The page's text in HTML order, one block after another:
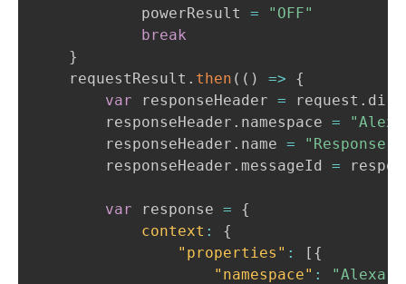
            powerResult
=
"OFF"
break
}
    requestResult
. then ( ( ) =>
{
var responseHeader = request .
        responseHeader
. namespace =
        responseHeader
. name =
"Response"
        responseHeader
. messageId =
var response =
{
context :
{
"properties" : [ {
"namespace" :